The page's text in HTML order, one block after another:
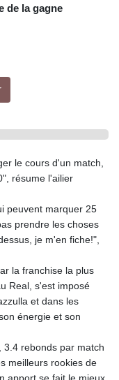
de la gagne
le cours d'un match,
résume l'ailier
peuvent marquer 25
prendre les choses
je m'en fiche!",
la franchise la plus
Real, s'est imposé
et dans les
énergie et son
3.4 rebonds par match
meilleurs rookies de